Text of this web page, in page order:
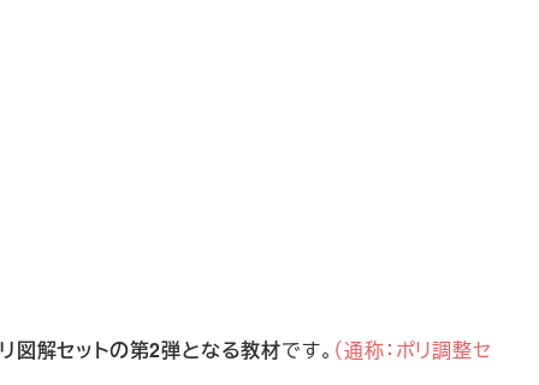
図解セットの第2弾となる教材です。 （通称：ポリ調整セ